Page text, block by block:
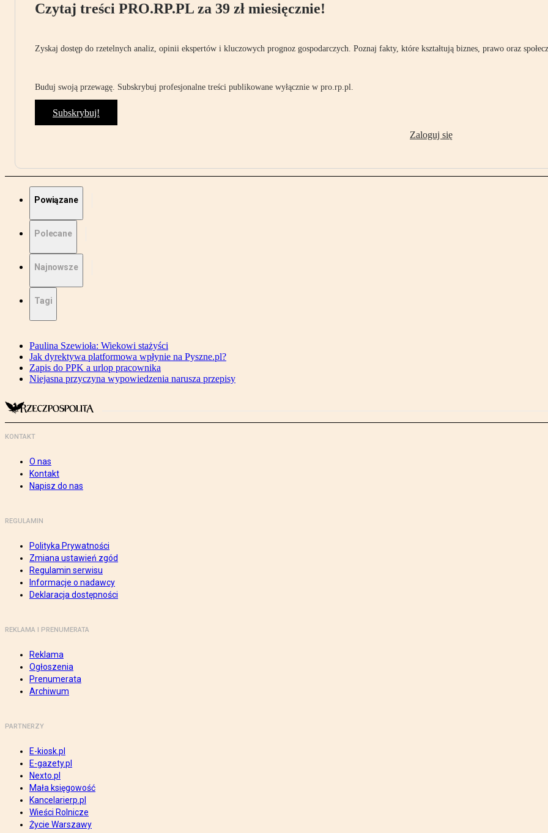
Czytaj treści PRO.RP.PL za 39 zł miesięcznie!
Zyskaj dostęp do rzetelnych analiz, opinii ekspertów i kluczowych prognoz gospodarczych. Poznaj fakty, które kształtują biznes, prawo oraz
Buduj swoją przewagę. Subskrybuj profesjonalne treści publikowane wyłącznie w pro.rp.pl.
Subskrybuj!
Zaloguj się
Powiązane
Polecane
Najnowsze
Tagi
Paulina Szewioła: Wiekowi stażyści
Jak dyrektywa platformowa wpłynie na Pyszne.pl?
Zapis do PPK a urlop pracownika
Niejasna przyczyna wypowiedzenia narusza przepisy
KONTAKT
O nas
Kontakt
Napisz do nas
REGULAMIN
Polityka Prywatności
Zmiana ustawień zgód
Regulamin serwisu
Informacje o nadawcy
Deklaracja dostępności
REKLAMA I PRENUMERATA
Reklama
Ogłoszenia
Prenumerata
Archiwum
PARTNERZY
E-kiosk.pl
E-gazety.pl
Nexto.pl
Mała księgowość
Kancelarierp.pl
Wieści Rolnicze
Życie Warszawy